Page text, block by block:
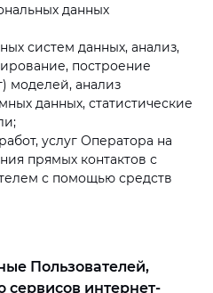
данных
систем данных, анализ,
построение
моделей, анализ
данных, статистические
услуг Оператора на
прямых контактов с
с помощью средств
Пользователей,
интернет-